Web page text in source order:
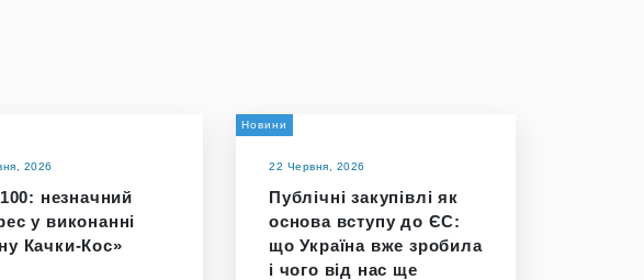
2026
100: незначний
у виконанні
Качки-Кос»
Новини
22 Червня, 2026
Публічні закупівлі як
основа вступу до ЄС:
що Україна вже зробила
і чого від нас ще